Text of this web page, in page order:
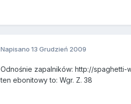
Napisano13 Grudzień 2009
Odnośnie zapalników: http://spaghetti-
ten ebonitowy to: Wgr. Z. 38